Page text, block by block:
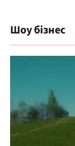
Шоу бізнес